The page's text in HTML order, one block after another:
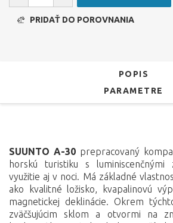
PRIDAŤ DO POROVNANIA
POPIS
PARAMETRE
SUUNTO A-30 prepracovaný
horskú turistiku s
využitie aj v noci. Má základné
ako kvalitné ložisko, kvapalinovú
magnetickej deklinácie. Okrem
zväčšujúcim sklom a otvormi na